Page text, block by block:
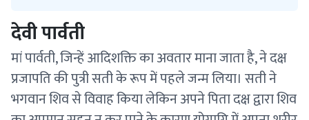
देवी पार्वती
मां पार्वती, जिन्हें आदिशक्ति का अवतार माना जाता है, ने दक्ष
प्रजापति की पुत्री सती के रूप में पहले जन्म लिया। सती ने
भगवान शिव से विवाह किया लेकिन अपने पिता दक्ष द्वारा शिव